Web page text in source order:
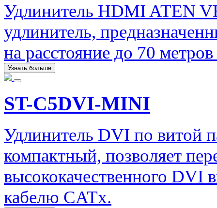
Удлинитель HDMI ATEN
удлинитель,
на расстояние до 70
Узнать больше
ST-C5DVI-MINI
Удлинитель DVI по витой
компактный, позволяет
высококачественного DVI
кабелю CATx.